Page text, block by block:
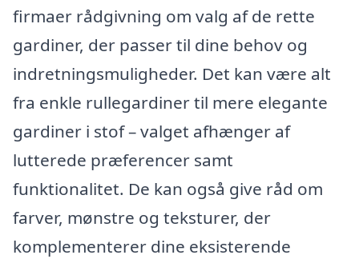
firmaer rådgivning om valg af de rette
gardiner, der passer til dine behov og
indretningsmuligheder. Det kan være alt
fra enkle rullegardiner til mere elegante
gardiner i stof – valget afhænger af
lutterede præferencer samt
funktionalitet. De kan også give råd om
farver, mønstre og teksturer, der
komplementerer dine eksisterende